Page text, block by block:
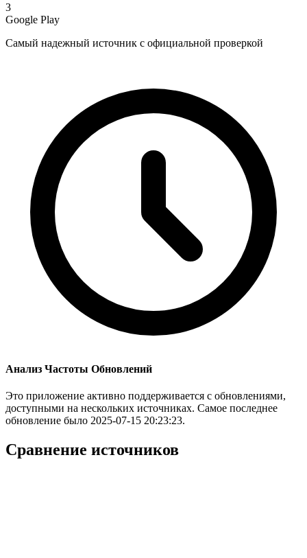
3
Google Play
Самый надежный источник с официальной проверкой
Анализ Частоты Обновлений
Это приложение активно поддерживается с обновлениями,
доступными на нескольких источниках. Самое последнее
обновление было 2025-07-15 20:23:23.
Сравнение источников